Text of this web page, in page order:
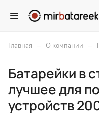
Главная – О компании –
Батарейки в
лучшее для
устройств